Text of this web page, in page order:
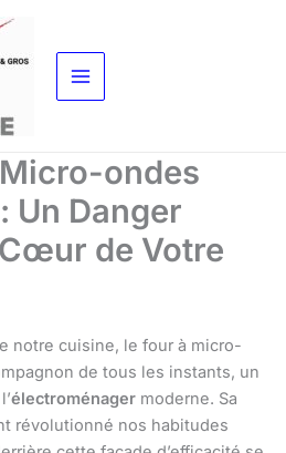
ondes
Un Danger
de Votre
notre cuisine, le four à micro-
de tous les instants, un
électroménager moderne. Sa
révolutionné nos habitudes